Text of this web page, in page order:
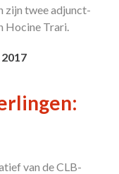
zijn twee adjunct-
Hocine Trari.
van de CLB-